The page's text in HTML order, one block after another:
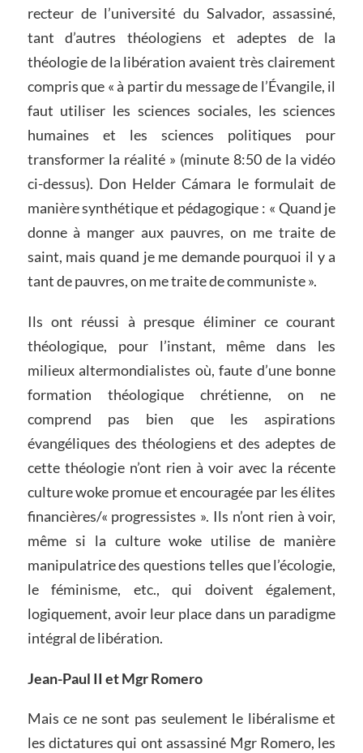
recteur de l’université du Salvador, assassiné,
tant d’autres théologiens et adeptes de la
théologie de la libération avaient très clairement
compris que « à partir du message de l’Évangile, il
faut utiliser les sciences sociales, les sciences
humaines et les sciences politiques pour
transformer la réalité » (minute 8:50 de la vidéo
ci-dessus). Don Helder Cámara le formulait de
manière synthétique et pédagogique : « Quand je
donne à manger aux pauvres, on me traite de
saint, mais quand je me demande pourquoi il y a
tant de pauvres, on me traite de communiste ».
Ils ont réussi à presque éliminer ce courant
théologique, pour l’instant, même dans les
milieux altermondialistes où, faute d’une bonne
formation théologique chrétienne, on ne
comprend pas bien que les aspirations
évangéliques des théologiens et des adeptes de
cette théologie n’ont rien à voir avec la récente
culture woke promue et encouragée par les élites
financières/« progressistes ». Ils n’ont rien à voir,
même si la culture woke utilise de manière
manipulatrice des questions telles que l’écologie,
le féminisme, etc., qui doivent également,
logiquement, avoir leur place dans un paradigme
intégral de libération.
Jean-Paul II et Mgr Romero
Mais ce ne sont pas seulement le libéralisme et
les dictatures qui ont assassiné Mgr Romero, les